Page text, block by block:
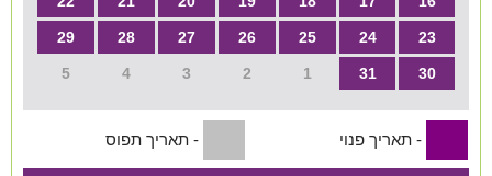
23
24
25
26
27
28
29
30
31
1
2
3
4
5
- תאריך פנוי - תאריך תפוס